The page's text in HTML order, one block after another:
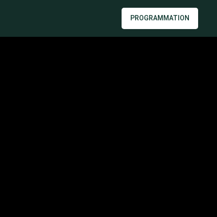
PROGRAMMATION